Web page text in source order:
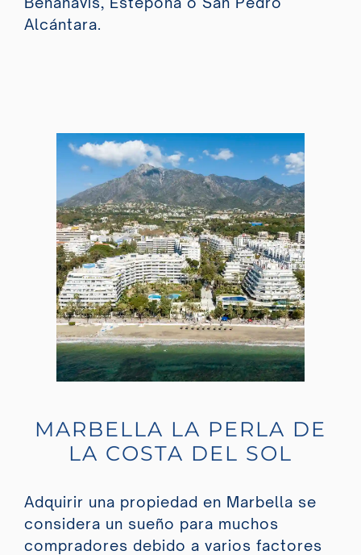
Alcántara.
MARBELLA LA PERLA DE
LA COSTA DEL SOL
Adquirir una propiedad en Marbella se
considera un sueño para muchos
compradores debido a varios factores